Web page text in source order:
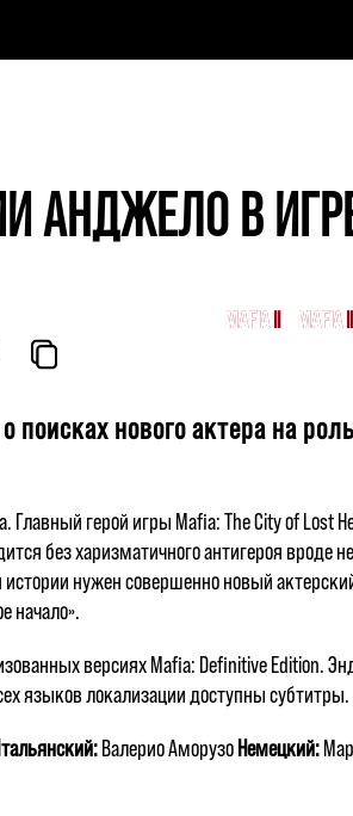
MAFIA II MAFIA
В ИГРЕ
поисках нового актера на
Главный герой игры Mafia: The City of
без харизматичного антигероя вроде
нужен совершенно новый
начало».
версиях Mafia: Definitive Edition.
языков локализации доступны субтитры.
Валерио АморузоНемецкий: